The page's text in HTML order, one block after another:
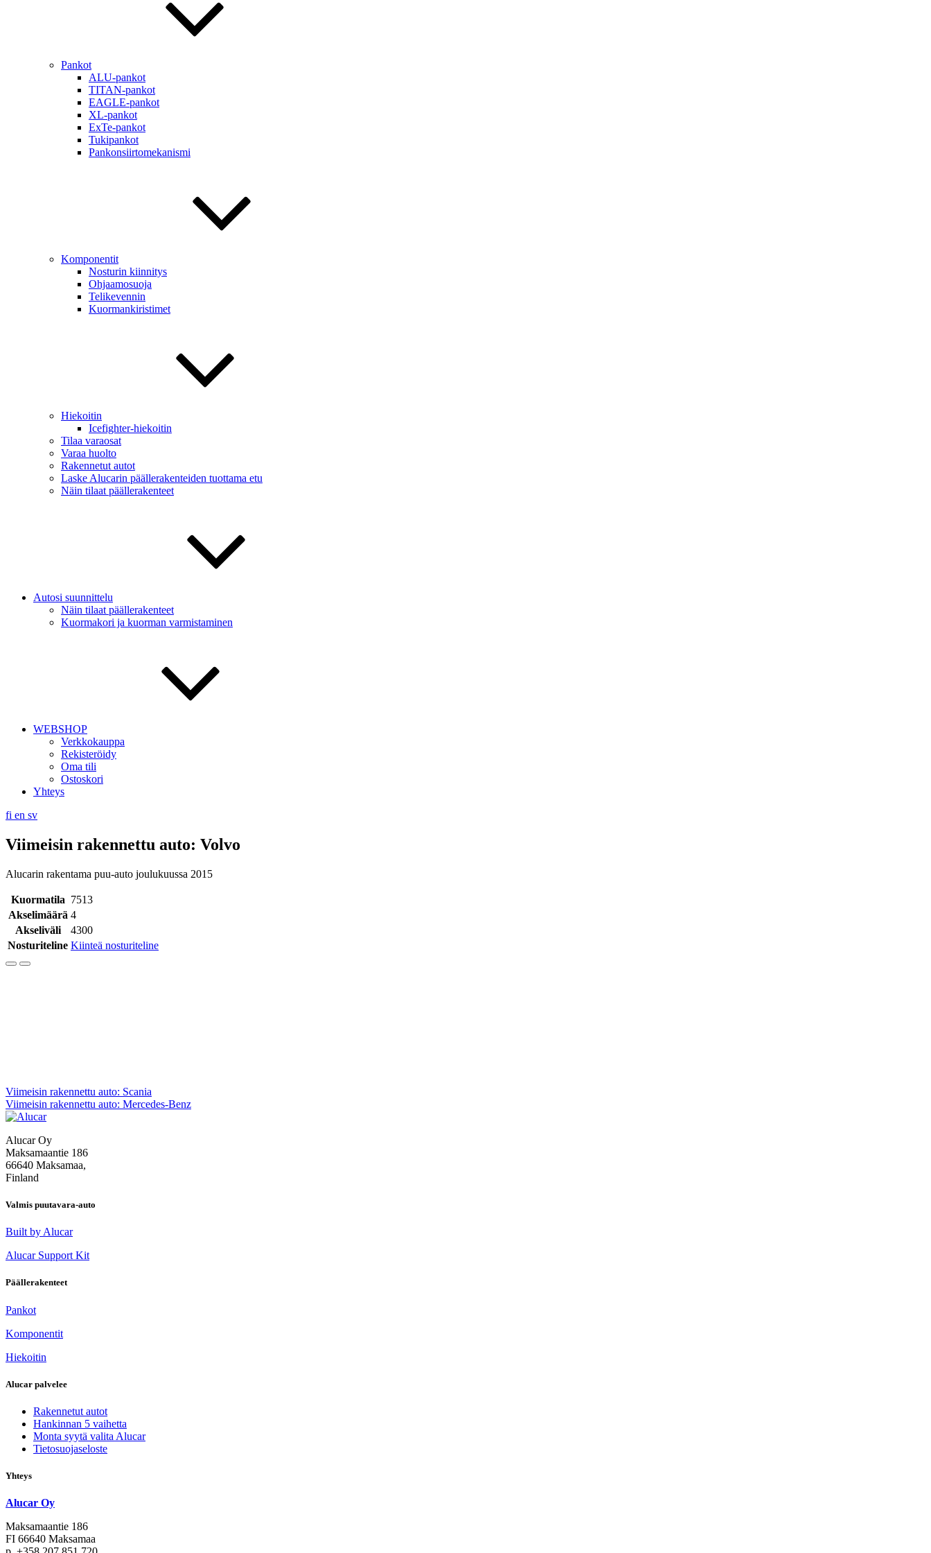
Pankot
ALU-pankot
TITAN-pankot
EAGLE-pankot
XL-pankot
ExTe-pankot
Tukipankot
Pankonsiirtomekanismi
Komponentit
Nosturin kiinnitys
Ohjaamosuoja
Telikevennin
Kuormankiristimet
Hiekoitin
Icefighter-hiekoitin
Tilaa varaosat
Varaa huolto
Rakennetut autot
Laske Alucarin päällerakenteiden tuottama etu
Näin tilaat päällerakenteet
Autosi suunnittelu
Näin tilaat päällerakenteet
Kuormakori ja kuorman varmistaminen
WEBSHOP
Verkkokauppa
Rekisteröidy
Oma tili
Ostoskori
Yhteys
fi en sv
Viimeisin rakennettu auto: Volvo
Alucarin rakentama puu-auto joulukuussa 2015
Kuormatila 7513
Akselimäärä 4
Akseliväli
4300
Nosturiteline Kiinteä nosturiteline
Artikkelien
selaus
Viimeisin rakennettu auto: Scania
Viimeisin rakennettu auto: Mercedes-Benz
Alucar Oy
Maksamaantie 186
66640 Maksamaa,
Finland
Valmis puutavara-auto
Built by Alucar
Alucar Support Kit
Päällerakenteet
Pankot
Komponentit
Hiekoitin
Alucar palvelee
Rakennetut autot
Hankinnan 5 vaihetta
Monta syytä valita Alucar
Tietosuojaseloste
Yhteys
Alucar Oy
Maksamaantie 186
FI 66640 Maksamaa